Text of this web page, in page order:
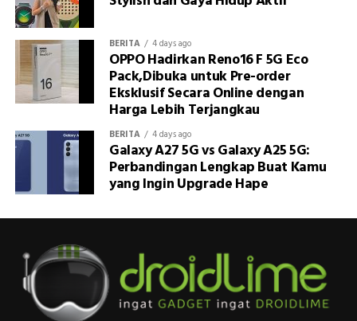
BERITA 4 days ago
OPPO Hadirkan Reno16 F 5G Eco
Pack,Dibuka untuk Pre-order
Eksklusif Secara Online dengan
Harga Lebih Terjangkau
BERITA 4 days ago
Galaxy A27 5G vs Galaxy A25 5G:
Perbandingan Lengkap Buat Kamu
yang Ingin Upgrade Hape